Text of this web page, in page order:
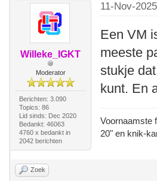
Willeke_IGKT
Moderator
Berichten: 3.090
Topics: 86
Lid sinds: Dec 2020
Bedankt: 46063
4760 x bedankt in
2042 berichten
11-Nov-
Een VM
meeste
stukje
kunt. En
Voornaamste
20" en knik-
Zoek